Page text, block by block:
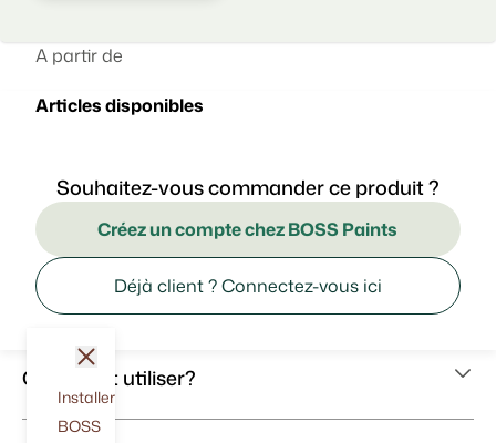
A partir de
Articles disponibles
Souhaitez-vous commander ce produit ?
Créez un compte chez BOSS Paints
Déjà client ? Connectez-vous ici
Comment utiliser?
Installer
BOSS
fermer